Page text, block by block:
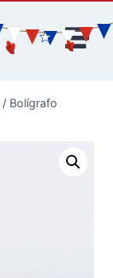
/ Bolígrafo